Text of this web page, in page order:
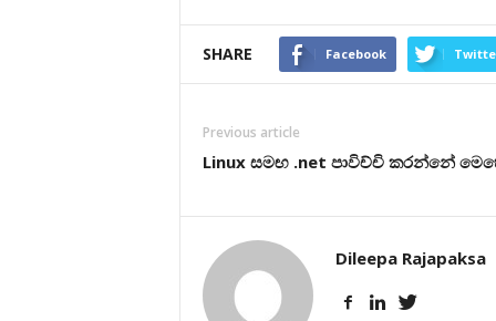
SHARE Facebook
Previous article
Linux සමඟ .net පාවිච්චි කරන්නේ
Dileepa Rajapaksa